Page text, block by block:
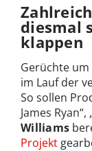
diesmal
klappen
Gerüchte
im Lauf der
So sollen
James
Williams
Projekt